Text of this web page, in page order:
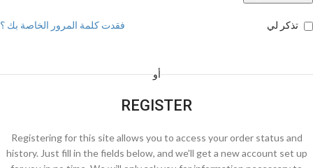
فقدت كلمة المرور الخاصة بك ؟ تذكر لي
أو
REGISTER
Registering for this site allows you to access your order status and
history. Just fill in the fields below, and we'll get a new account set up